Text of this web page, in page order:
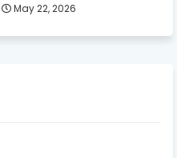
May 22, 2026